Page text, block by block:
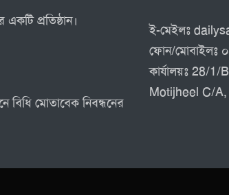
প্রতিষ্ঠান।
বিধি মোতাবেক নিবন্ধনের
ই-মেইলঃ
ফোন/মোবাইলঃ
কার্যালয়ঃ 28/
Motijheel C/